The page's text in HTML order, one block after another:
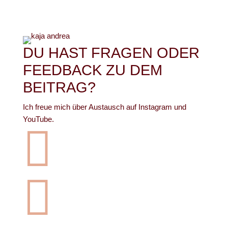
DU HAST FRAGEN ODER
FEEDBACK ZU DEM
BEITRAG?
Ich freue mich über Austausch auf Instagram und
YouTube.

